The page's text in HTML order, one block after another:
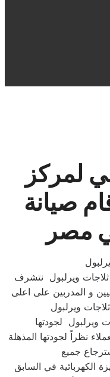
لمركز
صيانة
مصر
ويرلبول نتشرف
و المدربين على اعلى
ويرلبول
ويرلبول لجودتها
نظراً لجودتها المذهلة
جميع